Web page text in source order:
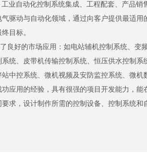
业自动化控制系统集成、工程配套、产品销
驱动与自动化领域，通过向客户提供最适用
目标。
良好的市场应用：如电站辅机控制系统、变
统、皮带机传输控制系统、恒压供水控制系
中控系统、微机视频及安防监控系统、微机
应用的经验，具有很强的项目开发能力，能
求，设计制作所需的控制设备、控制系统和